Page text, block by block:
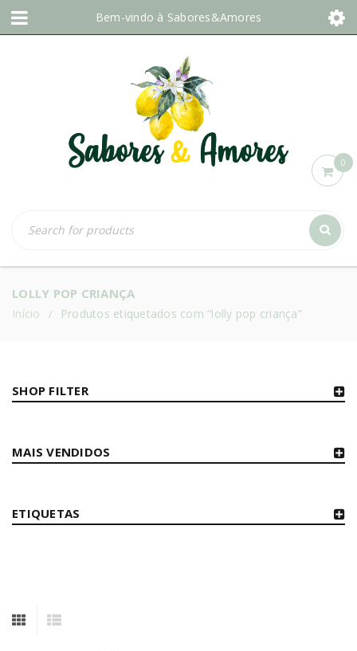
Bem-vindo à Sabores&Amores
0
LOLLY POP CRIANÇA
Início / Produtos etiquetados com “lolly pop criança”
SHOP FILTER
MAIS VENDIDOS
ETIQUETAS